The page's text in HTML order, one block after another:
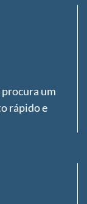
um
rápido e